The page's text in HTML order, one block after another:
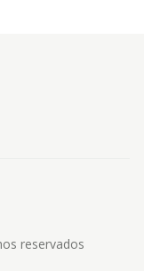
reservados